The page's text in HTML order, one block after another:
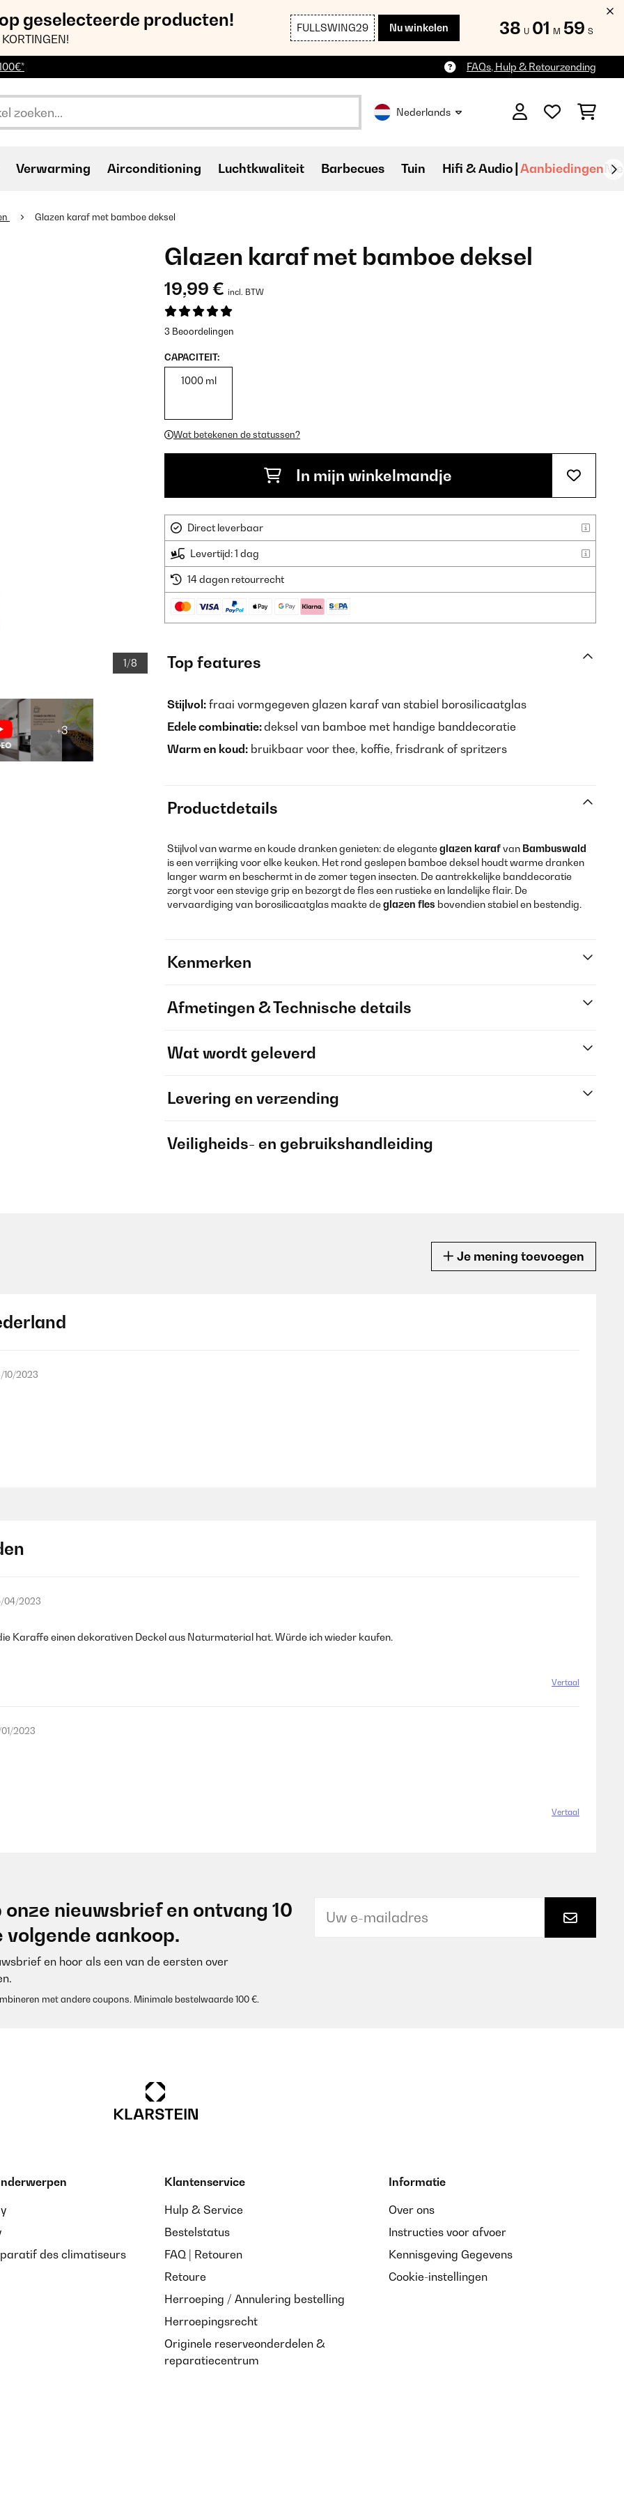
geselecteerde producten! FULLSWING29 Nu winkelen 38 U 01 M 57 S
FAQs, Hulp & Retourzending
Nederlands
Verwarming Airconditioning Luchtkwaliteit Barbecues Tuin Hifi & Audio Aanbiedingen
Glazen karaf met bamboe deksel
1/8
+3
Glazen karaf met bamboe deksel
19,99 € incl. BTW
3 Beoordelingen
CAPACITEIT:
1000 ml
Wat betekenen de statussen?
In mijn winkelmandje
Direct leverbaar
Levertijd: 1 dag
14 dagen retourrecht
Top features
Stijlvol: fraai vormgegeven glazen karaf van stabiel borosilicaatglas
Edele combinatie:deksel van bamboe met handige banddecoratie
Warm en koud: bruikbaar voor thee, koffie, frisdrank of spritzers
Productdetails
Stijlvol van warme en koude dranken genieten: de eleganteglazen karafvan Bambuswald
is een verrijking voor elke keuken. Het rond geslepen bamboe deksel houdt warme dranken
langer warm en beschermt in de zomer tegen insecten. De aantrekkelijke banddecoratie
zorgt voor een stevige grip en bezorgt de fles een rustieke en landelijke flair. De
vervaardiging van borosilicaatglas maakte deglazen fles bovendien stabiel en bestendig.
Kenmerken
Afmetingen & Technische details
Wat wordt geleverd
Levering en verzending
Veiligheids- en gebruikshandleiding
Je mening toevoegen
10/2023
04/2023
Karaffe einen dekorativen Deckel aus Naturmaterial hat. Würde ich wieder kaufen.
Vertaal
01/2023
Vertaal
onze nieuwsbrief en ontvang 10
aankoop.
en hoor als een van de eersten over
met andere coupons. Minimale bestelwaarde 100 €.
des climatiseurs
Klantenservice
Hulp & Service
Bestelstatus
FAQ | Retouren
Retoure
Herroeping / Annulering bestelling
Herroepingsrecht
Originele reserveonderdelen &
reparatiecentrum
Informatie
Over ons
Instructies voor afvoer
Kennisgeving Gegevens
Cookie-instellingen